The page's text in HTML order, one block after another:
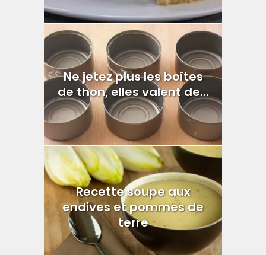
Ne jetez plus les boîtes
de thon, elles valent de...
Recette soupe aux
endives et pommes de
terre